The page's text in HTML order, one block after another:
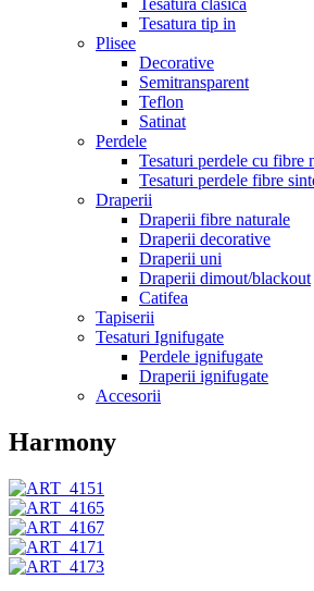
Tesatura clasica
Tesatura tip in
Plisee
Decorative
Semitransparent
Teflon
Satinat
Perdele
Tesaturi perdele cu fibre
Tesaturi perdele fibre
Draperii
Draperii fibre naturale
Draperii decorative
Draperii uni
Draperii dimout/blackout
Catifea
Tapiserii
Tesaturi Ignifugate
Perdele ignifugate
Draperii ignifugate
Accesorii
Harmony